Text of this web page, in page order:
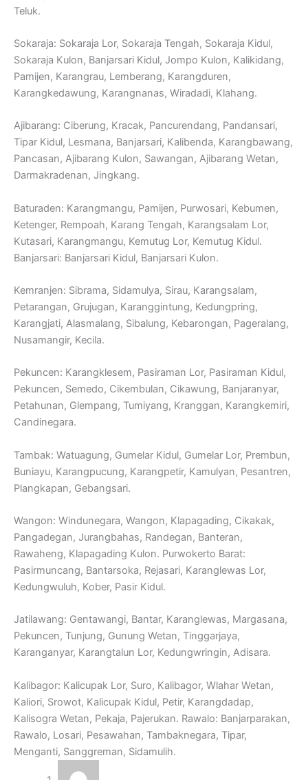
Teluk.
Sokaraja: Sokaraja Lor, Sokaraja Tengah, Sokaraja Kidul,
Sokaraja Kulon, Banjarsari Kidul, Jompo Kulon, Kalikidang,
Pamijen, Karangrau, Lemberang, Karangduren,
Karangkedawung, Karangnanas, Wiradadi, Klahang.
Ajibarang: Ciberung, Kracak, Pancurendang, Pandansari,
Tipar Kidul, Lesmana, Banjarsari, Kalibenda, Karangbawang,
Pancasan, Ajibarang Kulon, Sawangan, Ajibarang Wetan,
Darmakradenan, Jingkang.
Baturaden: Karangmangu, Pamijen, Purwosari, Kebumen,
Ketenger, Rempoah, Karang Tengah, Karangsalam Lor,
Kutasari, Karangmangu, Kemutug Lor, Kemutug Kidul.
Banjarsari: Banjarsari Kidul, Banjarsari Kulon.
Kemranjen: Sibrama, Sidamulya, Sirau, Karangsalam,
Petarangan, Grujugan, Karanggintung, Kedungpring,
Karangjati, Alasmalang, Sibalung, Kebarongan, Pageralang,
Nusamangir, Kecila.
Pekuncen: Karangklesem, Pasiraman Lor, Pasiraman Kidul,
Pekuncen, Semedo, Cikembulan, Cikawung, Banjaranyar,
Petahunan, Glempang, Tumiyang, Kranggan, Karangkemiri,
Candinegara.
Tambak: Watuagung, Gumelar Kidul, Gumelar Lor, Prembun,
Buniayu, Karangpucung, Karangpetir, Kamulyan, Pesantren,
Plangkapan, Gebangsari.
Wangon: Windunegara, Wangon, Klapagading, Cikakak,
Pangadegan, Jurangbahas, Randegan, Banteran,
Rawaheng, Klapagading Kulon. Purwokerto Barat:
Pasirmuncang, Bantarsoka, Rejasari, Karanglewas Lor,
Kedungwuluh, Kober, Pasir Kidul.
Jatilawang: Gentawangi, Bantar, Karanglewas, Margasana,
Pekuncen, Tunjung, Gunung Wetan, Tinggarjaya,
Karanganyar, Karangtalun Lor, Kedungwringin, Adisara.
Kalibagor: Kalicupak Lor, Suro, Kalibagor, Wlahar Wetan,
Kaliori, Srowot, Kalicupak Kidul, Petir, Karangdadap,
Kalisogra Wetan, Pekaja, Pajerukan. Rawalo: Banjarparakan,
Rawalo, Losari, Pesawahan, Tambaknegara, Tipar,
Menganti, Sanggreman, Sidamulih.